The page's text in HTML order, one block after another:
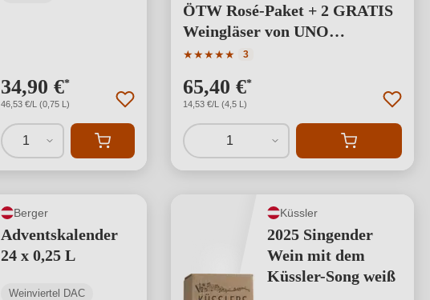
34,90 €*
46,53 €/L (0,75 L)
1
ÖTW Rosé-Paket + 2 GRATIS
Weingläser von UNO
Glassworks BIO
★★★★★
Durchschnittliche Bewertung von 5 von 5
3
65,40 €*
14,53 €/L (4,5 L)
1
Berger
Adventskalender
24 x 0,25 L
Weinviertel DAC
Küssler
2025 Singender
Wein mit dem
Küssler-Song weiß